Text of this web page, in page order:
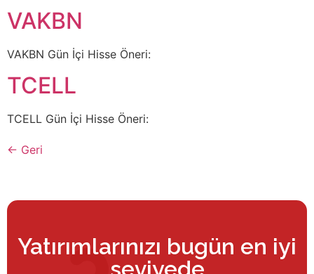
VAKBN
VAKBN Gün İçi Hisse Öneri:
TCELL
TCELL Gün İçi Hisse Öneri:
← Geri
Yatırımlarınızı bugün en iyi
seviyede